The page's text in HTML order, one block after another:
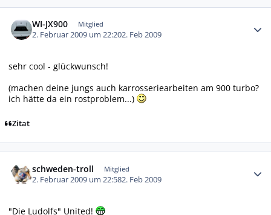
WI-JX900 Mitglied
2. Februar 2009 um 22:202. Feb 2009
sehr cool - glückwunsch!
(machen deine jungs auch karrosseriearbeiten am 900 turbo?
ich hätte da ein rostproblem...)
Zitat
schweden-troll Mitglied
2. Februar 2009 um 22:582. Feb 2009
"Die Ludolfs" United!